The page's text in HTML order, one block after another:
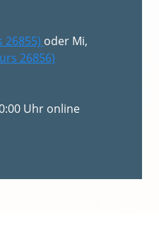
26855) oder Mi,
26856)
Uhr online